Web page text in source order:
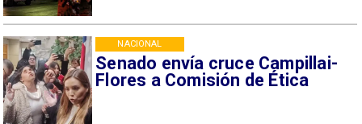
Senado envía cruce Campillai-
Flores a Comisión de Ética
NACIONAL